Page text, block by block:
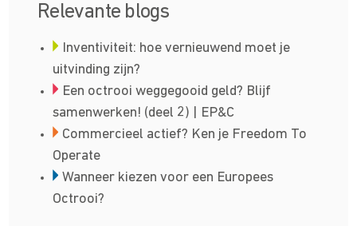
Relevante blogs
Inventiviteit: hoe vernieuwend moet je
uitvinding zijn?
Een octrooi wegge­­gooid geld? Blijf
samen­­werken! (deel 2) | EP&C
Commerci­­eel actief? Ken je Freedom To
Operate
Wanneer kiezen voor een Europees
Octrooi?